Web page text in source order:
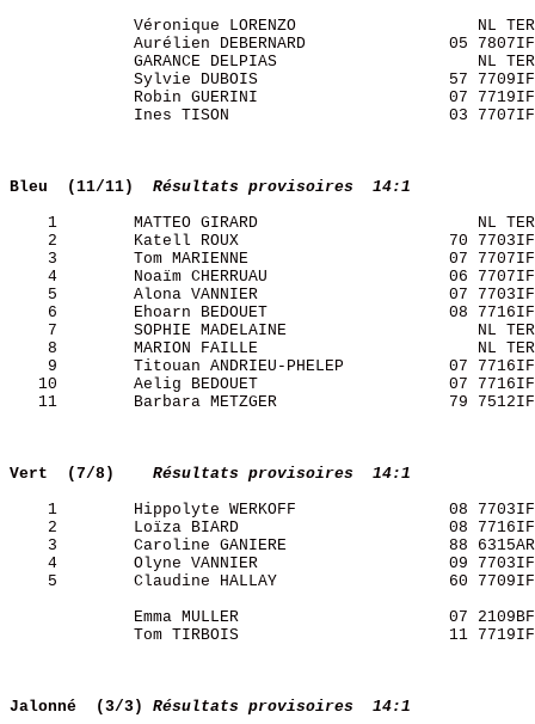
Véronique LORENZO
Aurélien DEBERNARD               05
GARANCE DELPIAS
Sylvie DUBOIS                    57
Robin GUERINI                    07
Ines TISON                       03
Bleu  (11/11)
Résultats provisoires  14:1
1        MATTEO GIRARD                       NL
2        Katell ROUX                      70
3        Tom MARIENNE                     07
4        Noaïm CHERRUAU                   06
5        Alona VANNIER                    07
6        Ehoarn BEDOUET                   08
7        SOPHIE MADELAINE                    NL
8        MARION FAILLE                       NL
9        Titouan ANDRIEU-PHELEP           07
10        Aelig BEDOUET                    07
11        Barbara METZGER                  79
Vert  (7/8)
Résultats provisoires  14:1
1        Hippolyte WERKOFF                08
2        Loïza BIARD                      08
3        Caroline GANIERE                 88
4        Olyne VANNIER                    09
5        Claudine HALLAY                  60
Emma MULLER                      07
Tom TIRBOIS                      11
Jalonné  (3/3)
Résultats provisoires  14:1